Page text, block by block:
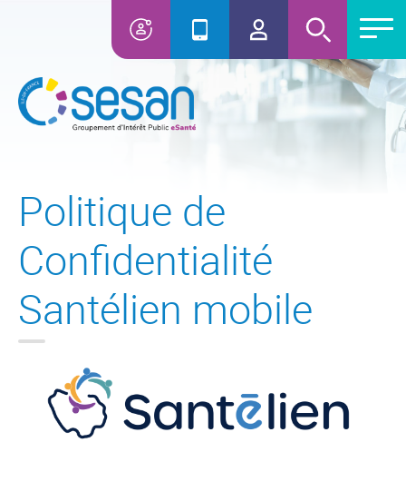
Politique de
Confidentialité
Santélien mobile